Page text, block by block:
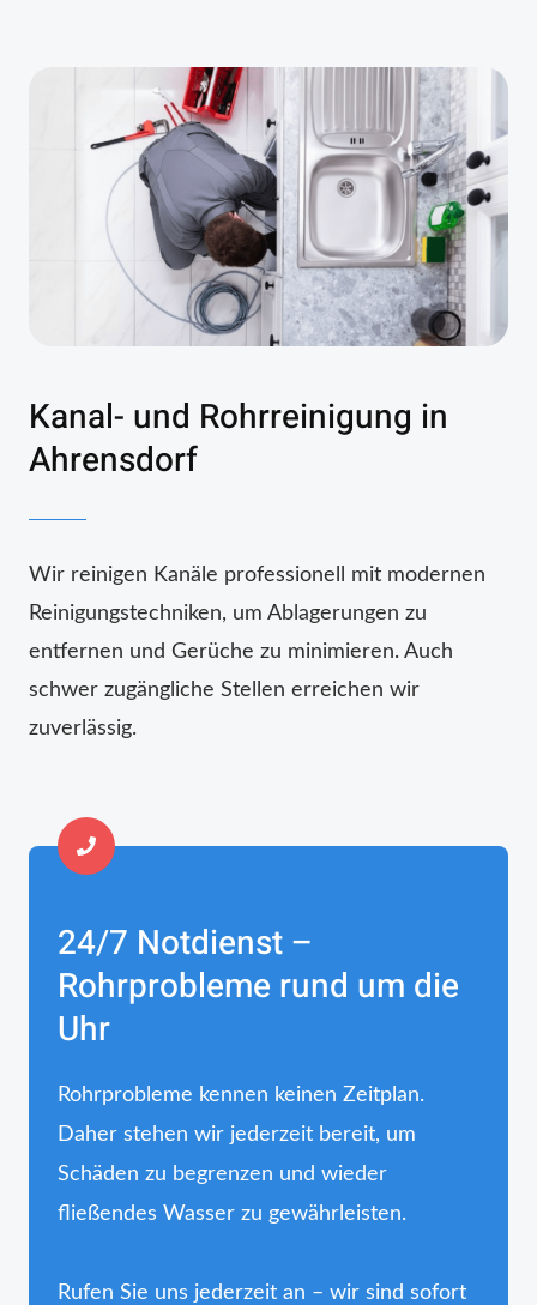
Kanal- und Rohrreinigung in
Ahrensdorf
Wir reinigen Kanäle professionell mit modernen
Reinigungstechniken, um Ablagerungen zu
entfernen und Gerüche zu minimieren. Auch
schwer zugängliche Stellen erreichen wir
zuverlässig.
24/7 Notdienst –
Rohrprobleme rund um die
Uhr
Rohrprobleme kennen keinen Zeitplan.
Daher stehen wir jederzeit bereit, um
Schäden zu begrenzen und wieder
fließendes Wasser zu gewährleisten.
Rufen Sie uns jederzeit an – wir sind sofort